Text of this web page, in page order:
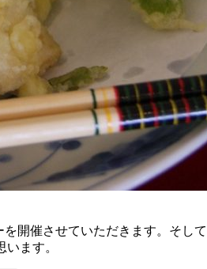
開催させていただきます。そし
ます。